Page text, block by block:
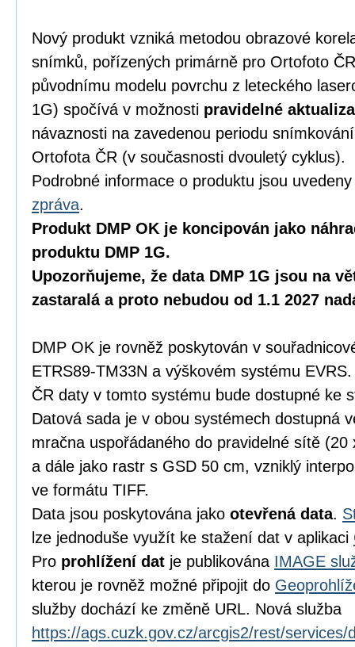
Nový produkt vzniká metodou obrazové
snímků, pořízených primárně pro Ortofoto
původnímu modelu povrchu z leteckého
1G) spočívá v možnosti pravidelné
návaznosti na zavedenou periodu
Ortofota ČR (v současnosti dvouletý cyklus).
Podrobné informace o produktu jsou
zpráva.
Produkt DMP OK je koncipován jako
produktu DMP 1G.
Upozorňujeme, že data DMP 1G jsou na
zastaralá a proto nebudou od 1.1 2027
DMP OK je rovněž poskytován v
ETRS89-TM33N a výškovém systému
ČR daty v tomto systému bude dostupné ke
Datová sada je v obou systémech dostupná
mračna uspořádaného do pravidelné sítě
a dále jako rastr s GSD 50 cm, vzniklý
ve formátu TIFF.
Data jsou poskytována jako otevřená data.
lze jednoduše využít ke stažení dat v aplikaci
Pro prohlížení dat je publikována IMAGE
kterou je rovněž možné připojit do
služby dochází ke změně URL. Nová služba
https://ags.cuzk.gov.cz/arcgis2/rest/services/